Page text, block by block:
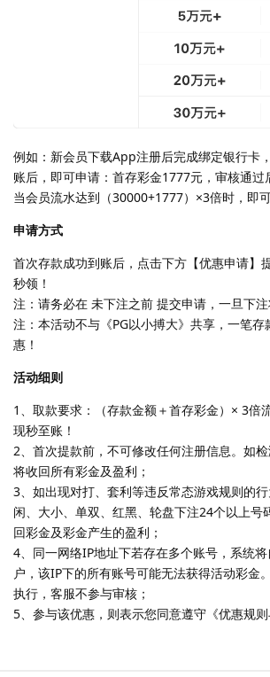
例如：新会员下载App注册后完成绑定银行卡
账后，即可申请：首存彩金1777元，审核通过
当会员流水达到（30000+1777）×3倍时，即
申请方式
首次存款成功到账后，点击下方【优惠申请】
秒领！
注：请务必在 未下注之前 提交申请，一旦下注
注：本活动不与《PG以小搏大》共享，一笔
惠！
活动细则
1、取款要求：（存款金额＋首存彩金）× 3倍
现秒至账！
2、首次提款前，不可修改任何注册信息。如检
将收回所有彩金及盈利；
3、如出现对打、套利等违反常态游戏规则的
闲、大小、单双、红黑、轮盘下注24个以上号
回彩金及彩金产生的盈利；
4、同一网络IP地址下若存在多个账号，系统
户，该IP下的所有账号可能无法获得活动彩金
执行，客服不参与审核；
5、参与该优惠，则表示您同意遵守《优惠规则